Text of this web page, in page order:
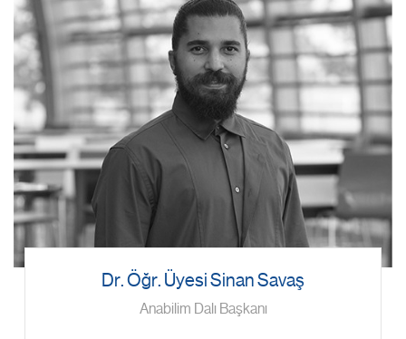
Dr. Öğr. Üyesi Sinan Savaş
Anabilim Dalı Başkanı